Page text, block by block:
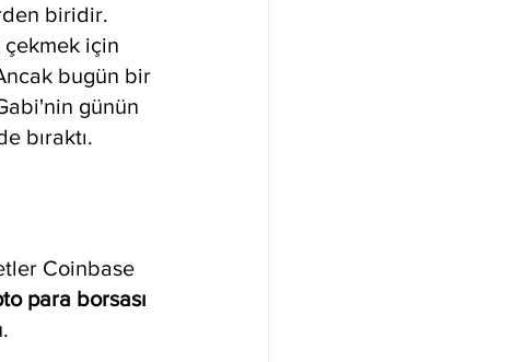
biridir.
çekmek için
bugün bir
günün
bıraktı.
Coinbase
para borsası